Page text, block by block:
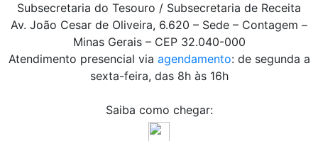
Subsecretaria do Tesouro / Subsecretaria de Receita
Av. João Cesar de Oliveira, 6.620 – Sede – Contagem –
Minas Gerais – CEP 32.040-000
Atendimento presencial via agendamento: de segunda a
sexta-feira, das 8h às 16h
Saiba como chegar: